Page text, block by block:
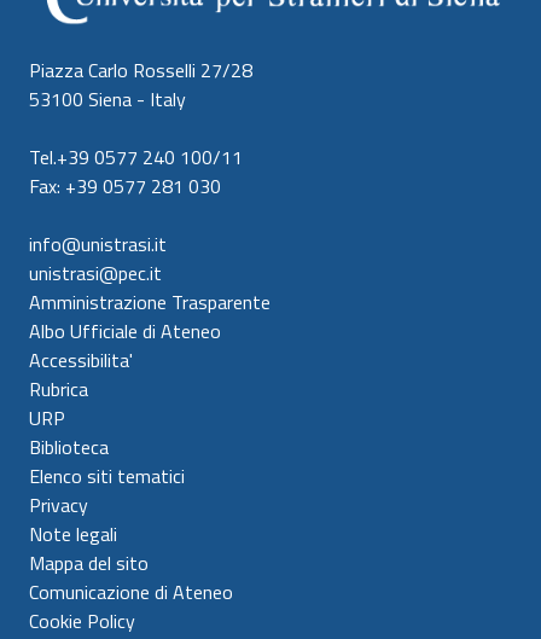
Piazza Carlo Rosselli 27/28
53100 Siena - Italy
Tel.+39 0577 240 100/11
Fax: +39 0577 281 030
info@unistrasi.it
unistrasi@pec.it
Amministrazione Trasparente
Albo Ufficiale di Ateneo
Accessibilita'
Rubrica
URP
Biblioteca
Elenco siti tematici
Privacy
Note legali
Mappa del sito
Comunicazione di Ateneo
Cookie Policy